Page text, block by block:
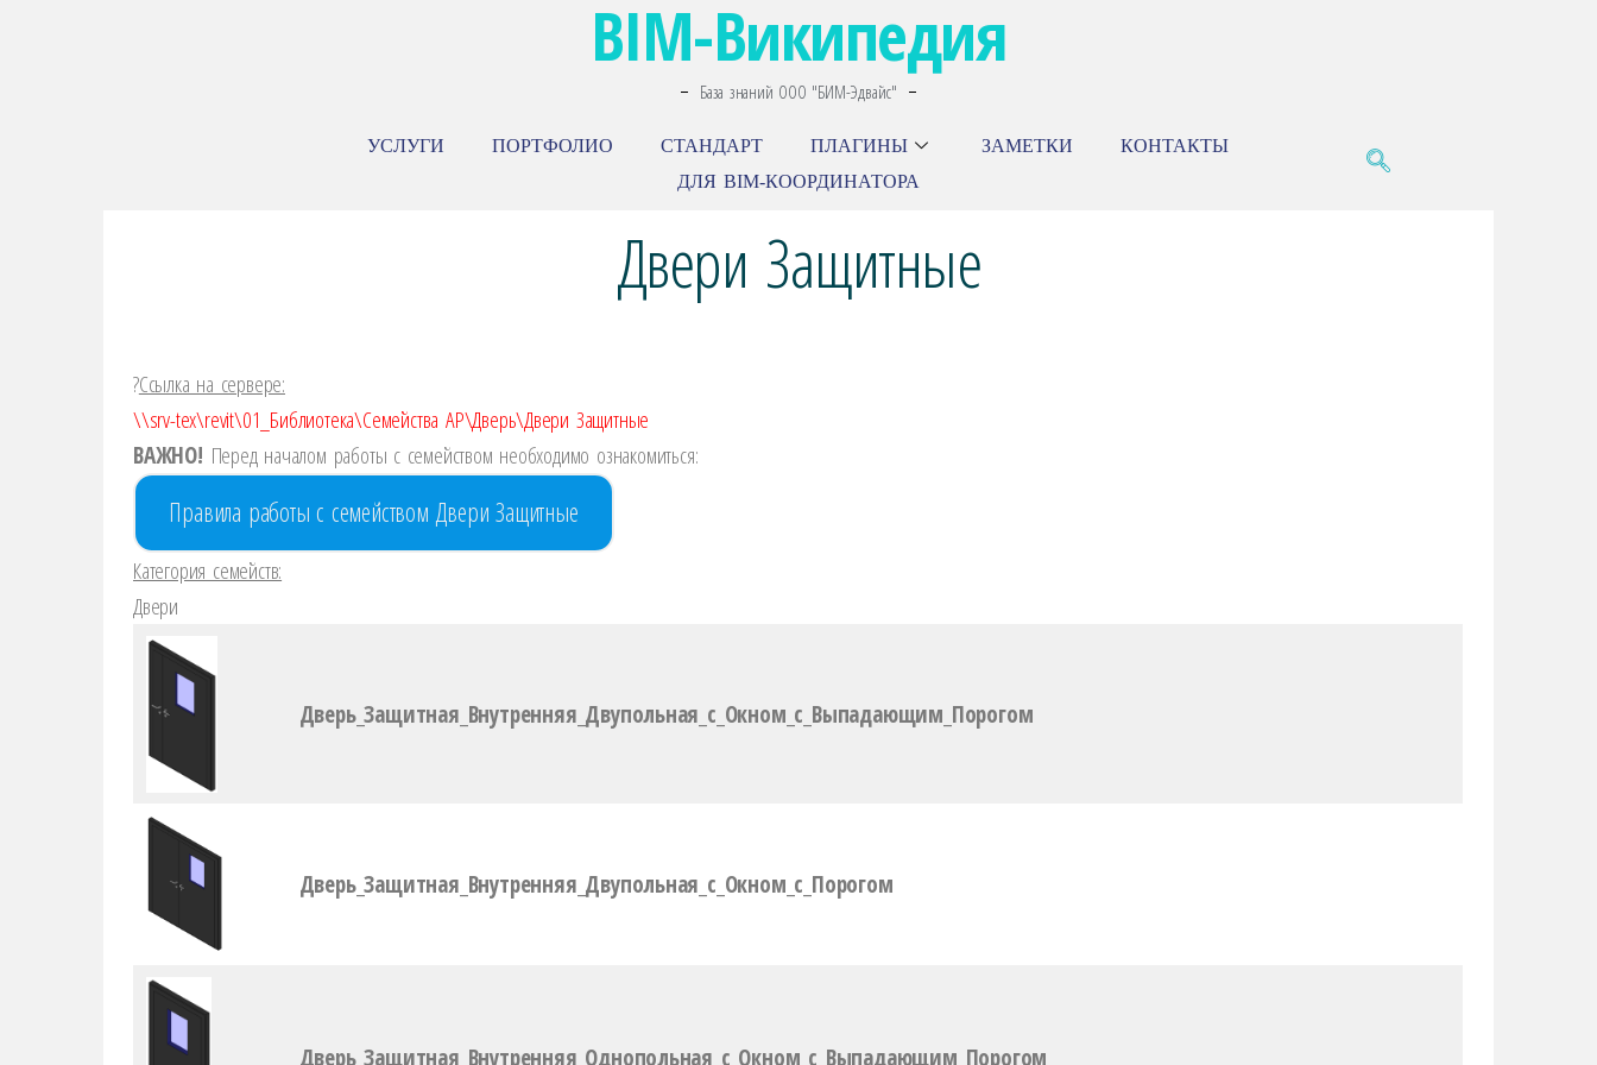
BIM-Википедия
База знаний ООО "БИМ-Эдвайс"
УСЛУГИ ПОРТФОЛИО СТАНДАРТ ПЛАГИНЫ ЗАМЕТКИ
КОНТАКТЫ
ДЛЯ BIM-КООРДИНАТОРА
Двери Защитные
?️Ссылка на сервере:
\\srv-tex\revit\01_Библиотека\Семейства АР\Дверь\Двери Защитные
ВАЖНО! Перед началом работы с семейством необходимо ознакомиться:
Правила работы с семейством Двери Защитные
Категория семейств:
Двери
Дверь_Защитная_Внутренняя_Двупольная_с_Окном_с_Выпадающим_Порогом
Дверь_Защитная_Внутренняя_Двупольная_с_Окном_с_Порогом
Дверь_Защитная_Внутренняя_Однопольная_с_Окном_с_Выпадающим_Порогом